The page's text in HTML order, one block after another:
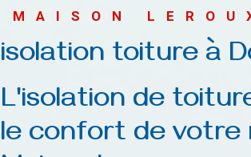
MAISON
isolation toiture à
L'isolation de
le confort de votre